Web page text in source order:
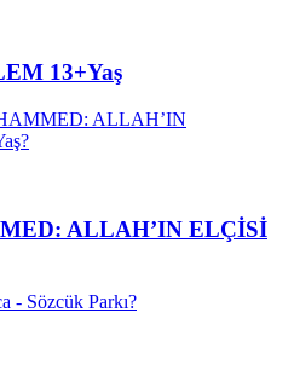
13+Yaş
ALLAH’IN ELÇİSİ